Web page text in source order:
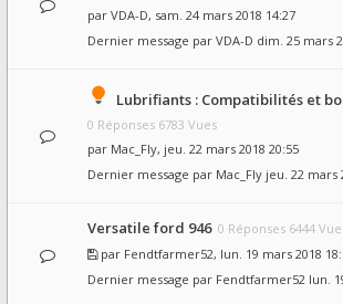
par VDA-D, sam. 24 mars 2018 14:27
Dernier message par VDA-D dim. 25 mars
Lubrifiants : Compatibilités et
0 Réponses 6783 Vues
par Mac_Fly, jeu. 22 mars 2018 20:55
Dernier message par Mac_Fly jeu. 22 mars
Versatile ford 946 0 Réponses 6444
par Fendtfarmer52, lun. 19 mars 2018
Dernier message par Fendtfarmer52 lun.